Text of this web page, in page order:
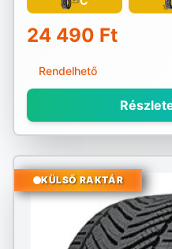
24 490 Ft
Rendelhető
KÜLSŐ RAKTÁR